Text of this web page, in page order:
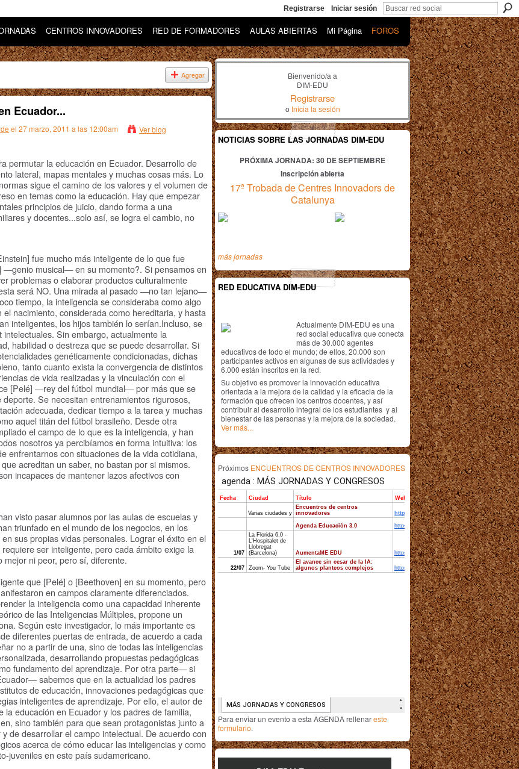
Registrarse Iniciar sesión
CENTROS INNOVADORES RED DE FORMADORES AULAS ABIERTAS Mi Página FOROS
Agregar
Ecuador...
el 27 marzo, 2011 a las 12:00am Ver blog
permutar la educación en Ecuador. Desarrollo de
lateral, mapas mentales y muchas cosas más. Lo
sigue el camino de los valores y el volumen de
en temas como la educación. Hay que empezar
principios de juicio, dando forma a una
y docentes...solo así, se logra el cambio, no
fue mucho más inteligente de lo que fue
musical— en su momento?. Si pensamos en
problemas o elaborar productos culturalmente
será NO. Una mirada al pasado —no tan lejano—
tiempo, la inteligencia se consideraba como algo
nacimiento, considerada como hereditaria, y hasta
inteligentes, los hijos también lo serían.Incluso, se
Sin embargo, actualmente la
habilidad o destreza que se puede desarrollar. Si
genéticamente condicionadas, dichas
tanto cuanto exista la convergencia de distintos
de vida realizadas y la vinculación con el
[Pelé] —rey del fútbol mundial— por más que se
Se necesitan entrenamientos rigurosos,
adecuada, dedicar tiempo a la tarea y muchas
aquel titán del fútbol brasileño. Desde otra
el campo de lo que es la inteligencia, y han
nosotros ya percibíamos en forma intuitiva: los
enfrentarnos con situaciones de la vida cotidiana,
acreditan un saber, no bastan por si mismos.
incapaces de mantener lazos afectivos con
visto pasar alumnos por las aulas de escuelas y
triunfado en el mundo de los negocios, en los
sus propias vidas personales. Lograr el éxito en el
ser inteligente, pero cada ámbito exige la
mejor ni peor, pero sí, diferente.
que [Pelé] o [Beethoven] en su momento, pero
en campos claramente diferenciados.
la inteligencia como una capacidad inherente
de las Inteligencias Múltiples, propone un
Según este investigador, lo más importante es
diferentes puertas de entrada, de acuerdo a cada
no a partir de una, sino de todas las inteligencias
desarrollando propuestas pedagógicas
fundamento del aprendizaje. Por otra parte— si
sabemos que en la actualidad los padres
de educación, innovaciones pedagógicas que
inteligentes de aprendizaje. Por ello, el autor de
educación en Ecuador y los padres de familia,
sino también para que sean protagonistas junto a
de desarrollar el campo intelectual. De acuerdo con
acerca de cómo educar las inteligencias y como
juveniles en este país sudamericano.
Bienvenido/a a
DIM-EDU
Registrarse
o Inicia la sesión
NOTICIAS SOBRE LAS JORNADAS DIM-EDU
PRÓXIMA JORNADA: 30 DE SEPTIEMBRE
Inscripción abierta
17ª Trobada de Centres Innovadors de
Catalunya
más jornadas
RED EDUCATIVA DIM-EDU
Actualmente DIM-EDU es una
red social educativa que conecta
más de 30.000 agentes
educativos de todo el mundo; de ellos, 20.000 son
participantes activos en algunas de sus actividades y
6.000 están inscritos en la red.
Su objetivo es promover la innovación educativa
orientada a la mejora de la calidad y la eficacia de la
formación que ofrecen los centros docentes, y así
contribuir al desarrollo integral de los estudiantes y al
bienestar de las personas y la mejora de la sociedad.
Ver más...
Próximos ENCUENTROS DE CENTROS INNOVADORES
Para enviar un evento a esta AGENDA rellenareste
formulario.